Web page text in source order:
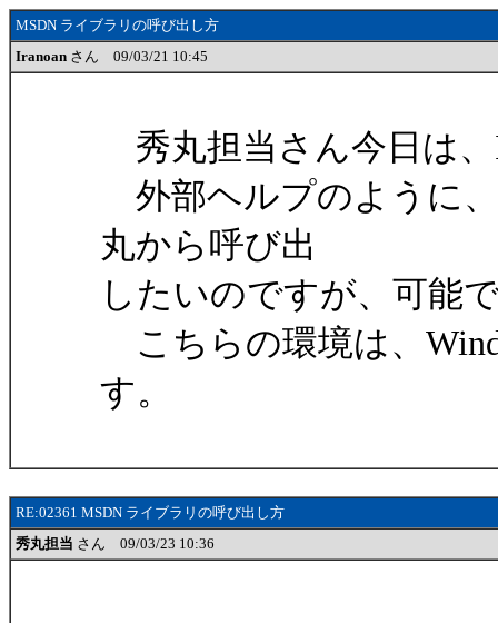
MSDN ライブラリの呼び出し方
Iranoan さん 09/03/21 10:45
秀丸担当さん今日は、
外部ヘルプのように、
丸から呼び出
したいのですが、可能
こちらの環境は、
す。
RE:02361 MSDN ライブラリの呼び出し方
秀丸担当 さん 09/03/23 10:36